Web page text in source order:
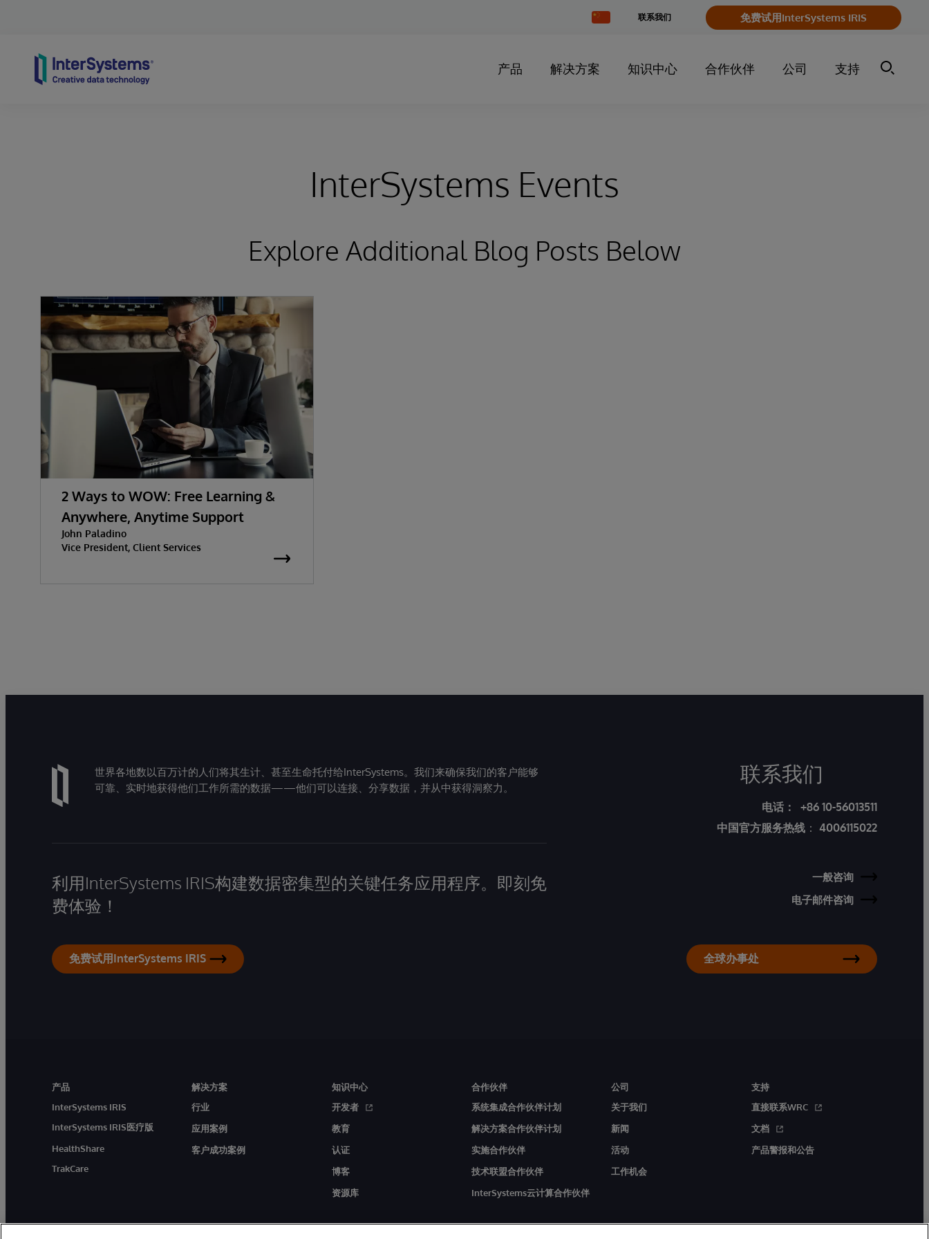
Change
Country
联系我们 免费试用InterSystems IRIS
产品 解决方案 知识中心 合作伙伴 公司 支持
InterSystems Events
Explore Additional Blog Posts Below
2 Ways to WOW: Free Learning &
Anywhere, Anytime Support
John Paladino
Vice President, Client Services
世界各地数以百万计的人们将其生计、甚至生命托付给InterSystems。我们来确保我们的客户能够
可靠、实时地获得他们工作所需的数据——他们可以连接、分享数据，并从中获得洞察力。
利用InterSystems IRIS构建数据密集型的关键任务应用程序。即刻免
费体验！
免费试用InterSystems IRIS
联系我们
电话：
+86 10-56013511
中国官方服务热线 ： 4006115022
一般咨询
电子邮件咨询
全球办事处
产品
InterSystems IRIS
InterSystems IRIS医疗版
HealthShare
TrakCare
解决方案
行业
应用案例
客户成功案例
知识中心
开发者
教育
认证
博客
资源库
合作伙伴
系统集成合作伙伴计划
解决方案合作伙伴计划
实施合作伙伴
技术联盟合作伙伴
InterSystems云计算合作伙伴
公司
关于我们
新闻
活动
工作机会
支持
直接联系WRC
文档
产品警报和公告